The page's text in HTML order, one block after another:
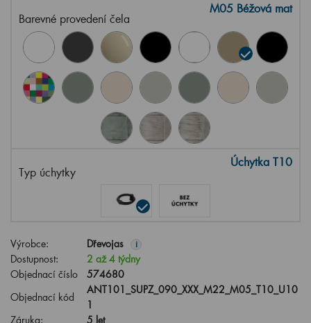
Barevné provedení čela
M05 Béžová mat
Typ úchytky
Úchytka T10
Výrobce: Dřevojas i
Dostupnost:
2 až 4 týdny
Objednací číslo
574680
Objednací kód
ANT101_SUPZ_090_XXX_M22_M05_T10_U10
1
Záruka:
5 let